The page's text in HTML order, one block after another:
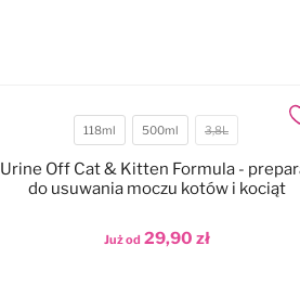
Pojemność
118ml 500ml 3,8L
Już od 29,90 zł
Urine Off Cat & Kitten Formula -
do usuwania moczu kotów i kociąt